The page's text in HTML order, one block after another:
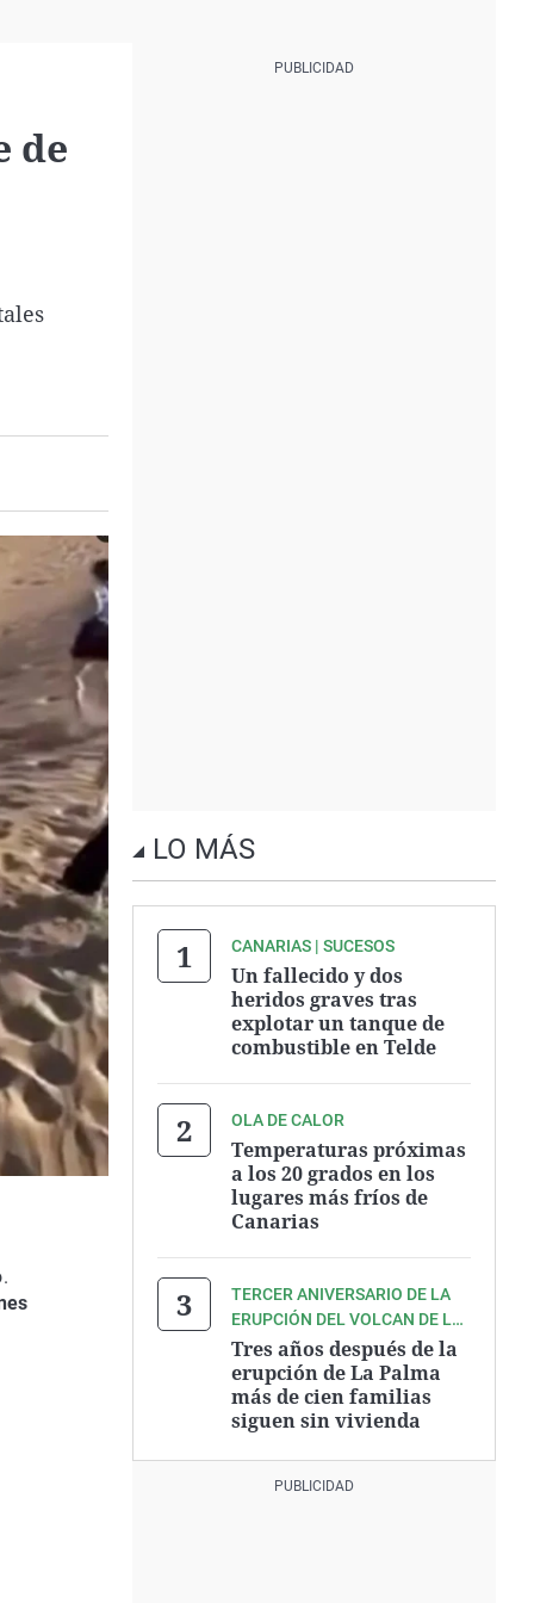
de
LO MÁS
CANARIAS | SUCESOS
Un fallecido y dos
heridos graves tras
explotar un tanque de
combustible en Telde
OLA DE CALOR
Temperaturas próximas
a los 20 grados en los
lugares más fríos de
Canarias
TERCER ANIVERSARIO DE LA
ERUPCIÓN DEL VOLCAN DE LA
PALMA
Tres años después de la
erupción de La Palma
más de cien familias
siguen sin vivienda